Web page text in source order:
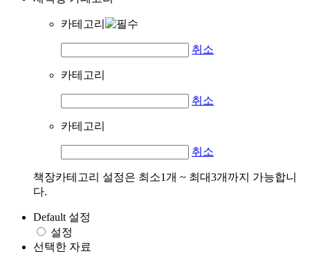
카테고리
취소
카테고리
취소
카테고리
취소
책장카테고리 설정은 최소1개 ~ 최대3개까지 가능합니
다.
Default 설정
설정
선택한 자료